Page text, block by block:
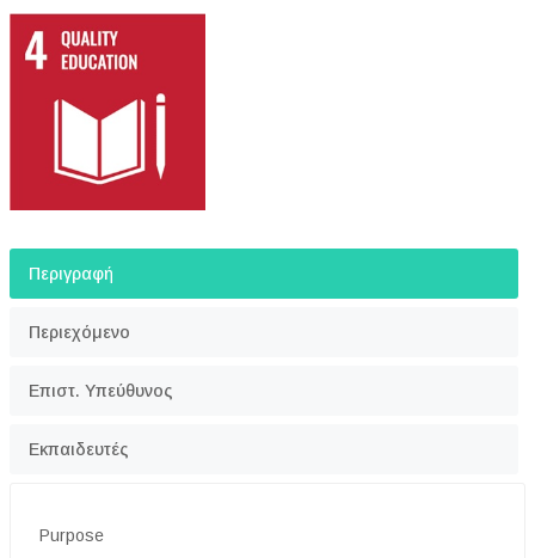
Περιγραφή
Περιεχόμενο
Επιστ. Υπεύθυνος
Εκπαιδευτές
Purpose